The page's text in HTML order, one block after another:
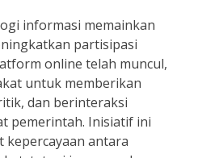
informasi memainkan
partisipasi
online telah muncul,
untuk memberikan
dan berinteraksi
pemerintah. Inisiatif ini
kepercayaan antara